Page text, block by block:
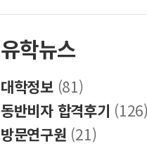
유학뉴스
대학정보(81)
동반비자 합격후기 (126)
방문연구원 (21)